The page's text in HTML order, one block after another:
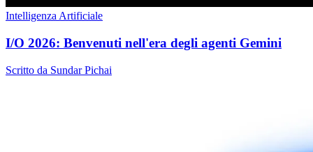
Intelligenza Artificiale
I/O 2026: Benvenuti nell'era degli agenti Gemini
Scritto da Sundar Pichai